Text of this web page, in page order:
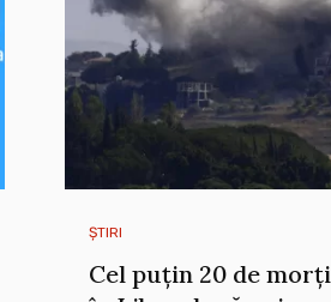
ȘTIRI
Cel puțin 20 de morți